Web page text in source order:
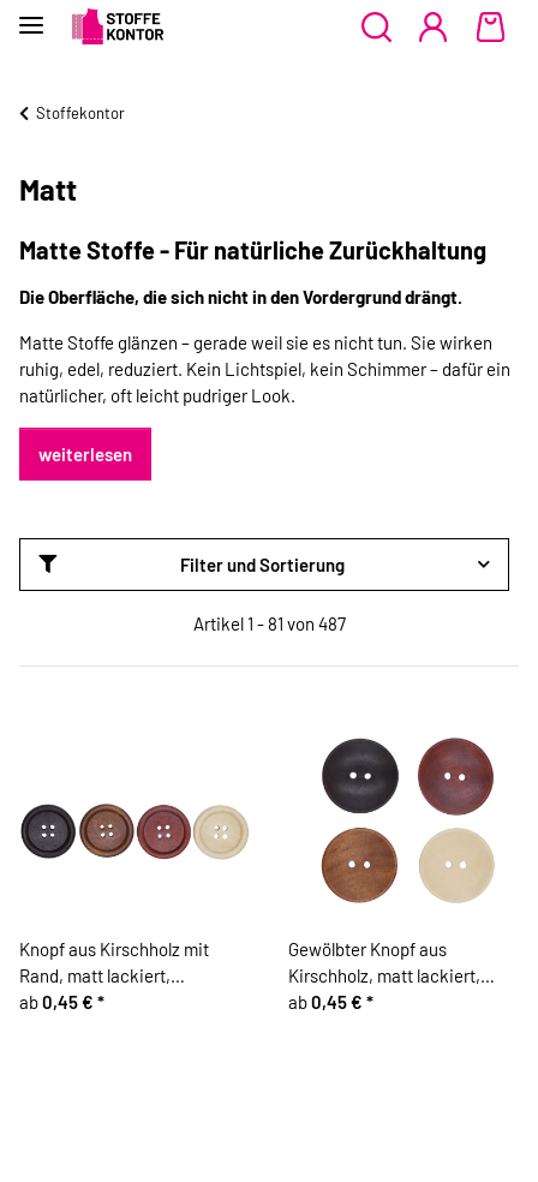
Stoffekontor
Matt
Matte Stoffe - Für natürliche Zurückhaltung
Die Oberfläche, die sich nicht in den Vordergrund drängt.
Matte Stoffe glänzen – gerade weil sie es nicht tun. Sie wirken
ruhig, edel, reduziert. Kein Lichtspiel, kein Schimmer – dafür ein
natürlicher, oft leicht pudriger Look.
weiterlesen
Filter und Sortierung
Artikel 1 - 81 von 487
Knopf aus Kirschholz mit
Rand, matt lackiert,
Brauntöne
ab0,45 € *
Gewölbter Knopf aus
Kirschholz, matt lackiert,
Brauntöne
ab0,45 € *